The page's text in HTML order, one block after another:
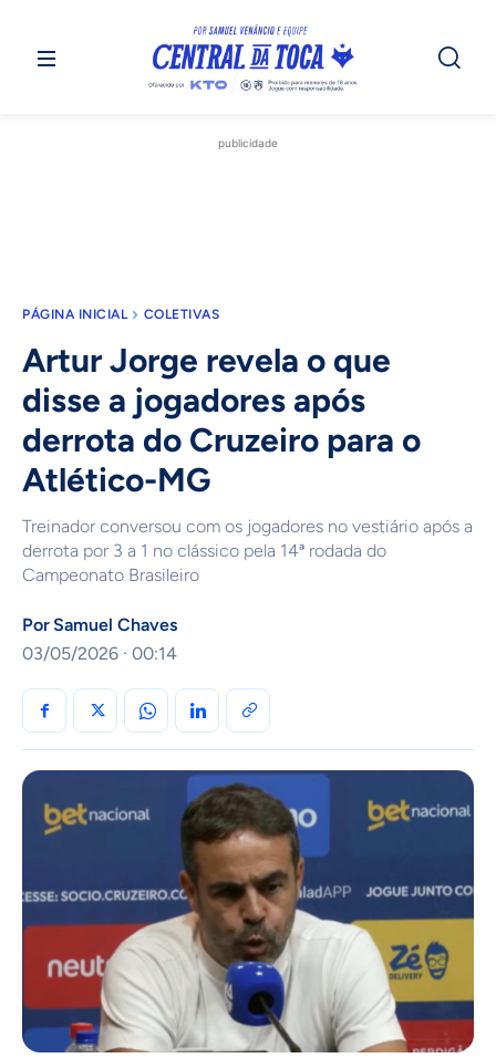
publicidade
PÁGINA INICIAL COLETIVAS
Artur Jorge revela o que
disse a jogadores após
derrota do Cruzeiro para o
Atlético-MG
Treinador conversou com os jogadores no vestiário após a
derrota por 3 a 1 no clássico pela 14ª rodada do
Campeonato Brasileiro
Por Samuel Chaves
03/05/2026 · 00:14